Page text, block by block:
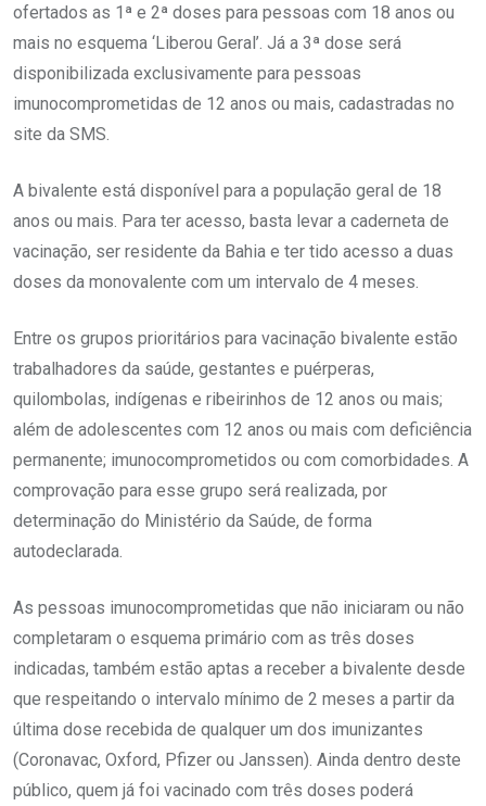
ofertados as 1ª e 2ª doses para pessoas com 18 anos ou
mais no esquema ‘Liberou Geral’. Já a 3ª dose será
disponibilizada exclusivamente para pessoas
imunocomprometidas de 12 anos ou mais, cadastradas no
site da SMS.
A bivalente está disponível para a população geral de 18
anos ou mais. Para ter acesso, basta levar a caderneta de
vacinação, ser residente da Bahia e ter tido acesso a duas
doses da monovalente com um intervalo de 4 meses.
Entre os grupos prioritários para vacinação bivalente estão
trabalhadores da saúde, gestantes e puérperas,
quilombolas, indígenas e ribeirinhos de 12 anos ou mais;
além de adolescentes com 12 anos ou mais com deficiência
permanente; imunocomprometidos ou com comorbidades. A
comprovação para esse grupo será realizada, por
determinação do Ministério da Saúde, de forma
autodeclarada.
As pessoas imunocomprometidas que não iniciaram ou não
completaram o esquema primário com as três doses
indicadas, também estão aptas a receber a bivalente desde
que respeitando o intervalo mínimo de 2 meses a partir da
última dose recebida de qualquer um dos imunizantes
(Coronavac, Oxford, Pfizer ou Janssen). Ainda dentro deste
público, quem já foi vacinado com três doses poderá